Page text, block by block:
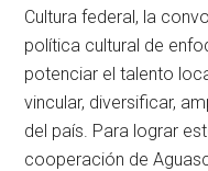
Cultura federal, la
política cultural de
potenciar el talento
vincular, diversificar,
del país. Para lograr
cooperación de